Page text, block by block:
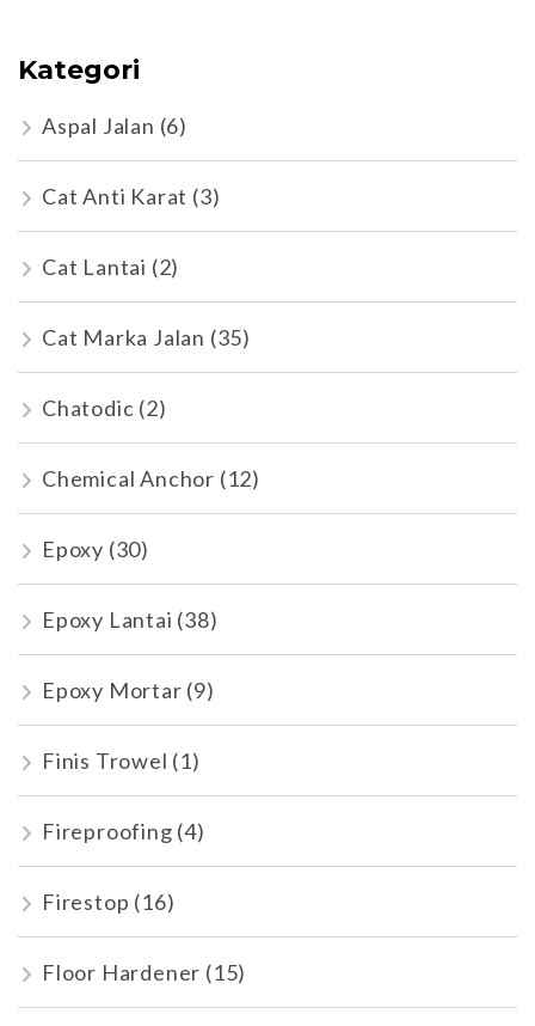
Kategori
Aspal Jalan (6)
Cat Anti Karat (3)
Cat Lantai (2)
Cat Marka Jalan (35)
Chatodic (2)
Chemical Anchor (12)
Epoxy (30)
Epoxy Lantai (38)
Epoxy Mortar (9)
Finis Trowel (1)
Fireproofing (4)
Firestop (16)
Floor Hardener (15)